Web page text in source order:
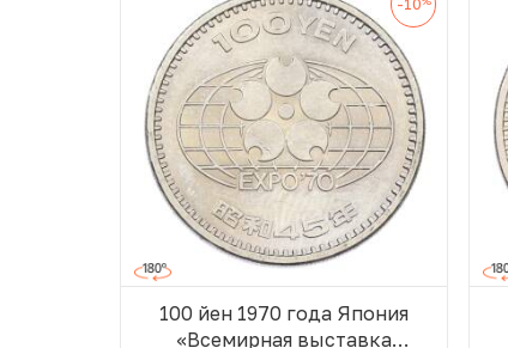
-10
100 йен 1970 года Япония
«Всемирная выставка